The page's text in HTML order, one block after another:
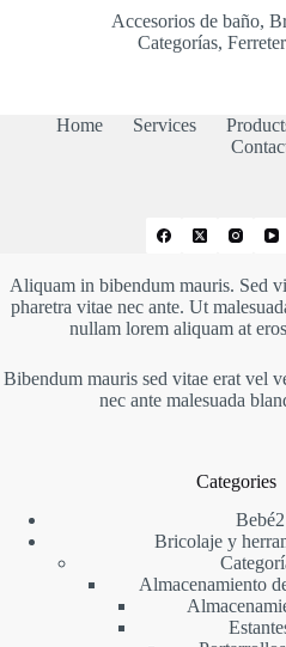
Accesorios de baño,
Categorías,
Home Services
Aliquam in bibendum mauris. Sed
pharetra vitae nec ante. Ut
nullam lorem aliquam at
Bibendum mauris sed vitae erat vel
nec ante malesuada
Categories
Bebé22
Bricolaje y
Almacenamiento